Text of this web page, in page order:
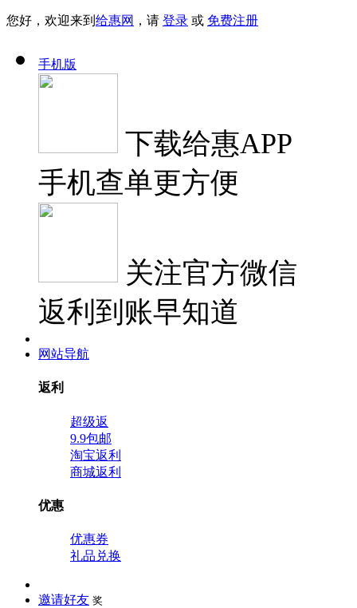
您好，欢迎来到 给惠网 ，请 登录 或 免费注册
手机版
下载给惠APP
手机查单更方便
关注官方微信
返利到账早知道
网站导航
返利
超级返
9.9包邮
淘宝返利
商城返利
优惠
优惠券
礼品兑换
邀请好友 奖